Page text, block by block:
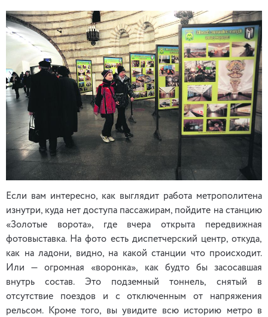
Если вам интересно, как выглядит работа метрополитена
изнутри, куда нет доступа пассажирам, пойдите на станцию
«Золотые ворота», где вчера открыта передвижная
фотовыставка. На фото есть диспетчерский центр, откуда,
как на ладони, видно, на какой станции что происходит.
Или — огромная «воронка», как будто бы засосавшая
внутрь состав. Это подземный тоннель, снятый в
отсутствие поездов и с отключенным от напряжения
рельсом. Кроме того, вы увидите всю историю метро в